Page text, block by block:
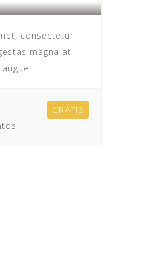
consectetur
magna at
GRÁTIS